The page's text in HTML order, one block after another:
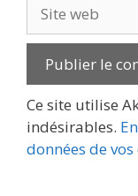
web
Ce site utilise
indésirables.
données de